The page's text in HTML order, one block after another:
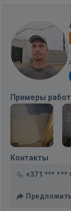
Примеры работ
Контакты
+371 *** ***